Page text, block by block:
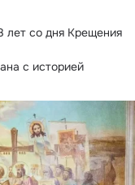
лет со дня Крещения
с историей